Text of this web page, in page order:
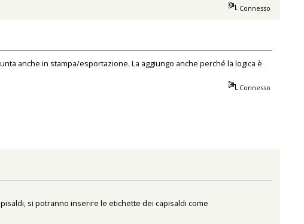
Connesso
anche in stampa/esportazione. La aggiungo anche perché la logica è
Connesso
si potranno inserire le etichette dei capisaldi come